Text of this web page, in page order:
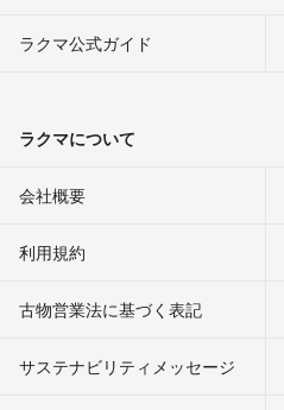
ラクマ公式ガイド
ラクマについて
会社概要
利用規約
古物営業法に基づく表記
サステナビリティメッセージ